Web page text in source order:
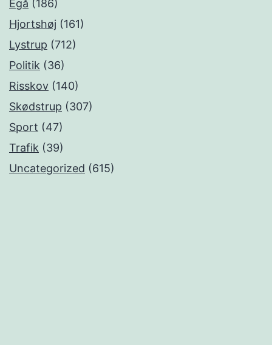
Egå (186)
Hjortshøj (161)
Lystrup (712)
Politik (36)
Risskov (140)
Skødstrup (307)
Sport (47)
Trafik (39)
Uncategorized (615)